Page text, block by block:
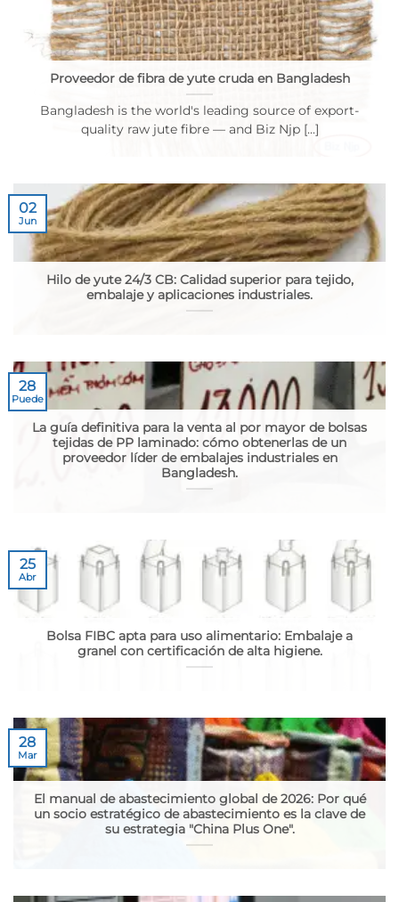
Proveedor de fibra de yute cruda en Bangladesh
Bangladesh is the world's leading source of export-
quality raw jute fibre — and Biz Njp [...]
Hilo de yute 24/3 CB: Calidad superior para tejido,
embalaje y aplicaciones industriales.
02
Jun
La guía definitiva para la venta al por mayor de bolsas
tejidas de PP laminado: cómo obtenerlas de un
proveedor líder de embalajes industriales en
Bangladesh.
28
Puede
Bolsa FIBC apta para uso alimentario: Embalaje a
granel con certificación de alta higiene.
25
Abr
El manual de abastecimiento global de 2026: Por qué
un socio estratégico de abastecimiento es la clave de
su estrategia "China Plus One".
28
Mar